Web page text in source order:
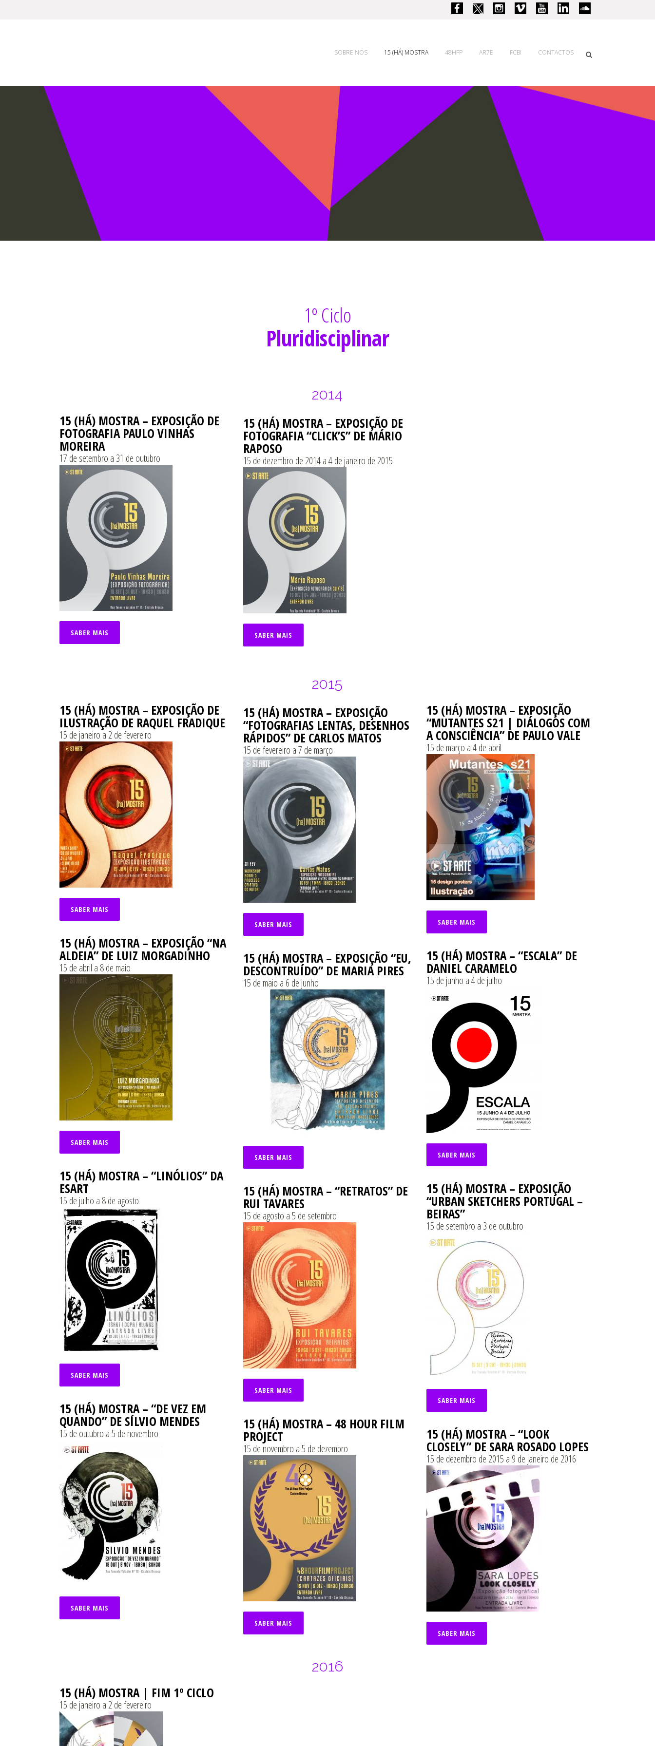
SOBRE NÓS 15 (HÁ) MOSTRA 48HFP AR7E FCBI CONTACTOS
1º Ciclo
Pluridisciplinar
15 (HÁ) MOSTRA – EXPOSIÇÃO DE
FOTOGRAFIA PAULO VINHAS
MOREIRA
17 de setembro a 31 de outubro
SABER MAIS
2014
15 (HÁ) MOSTRA – EXPOSIÇÃO DE
FOTOGRAFIA “CLICK’S” DE MÁRIO
RAPOSO
15 de dezembro de 2014 a 4 de janeiro de 2015
SABER MAIS
15 (HÁ) MOSTRA – EXPOSIÇÃO DE
ILUSTRAÇÃO DE RAQUEL FRADIQUE
15 de janeiro a 2 de fevereiro
SABER MAIS
15 (HÁ) MOSTRA – EXPOSIÇÃO “NA
ALDEIA” DE LUIZ MORGADINHO
15 de abril a 8 de maio
SABER MAIS
15 (HÁ) MOSTRA – “LINÓLIOS” DA
ESART
15 de julho a 8 de agosto
SABER MAIS
15 (HÁ) MOSTRA – “DE VEZ EM
QUANDO” DE SÍLVIO MENDES
15 de outubro a 5 de novembro
SABER MAIS
2015
15 (HÁ) MOSTRA – EXPOSIÇÃO
“FOTOGRAFIAS LENTAS, DESENHOS
RÁPIDOS” DE CARLOS MATOS
15 de fevereiro a 7 de março
SABER MAIS
15 (HÁ) MOSTRA – EXPOSIÇÃO “EU,
DESCONTRUÍDO” DE MARIA PIRES
15 de maio a 6 de junho
SABER MAIS
15 (HÁ) MOSTRA – “RETRATOS” DE
RUI TAVARES
15 de agosto a 5 de setembro
SABER MAIS
15 (HÁ) MOSTRA – 48 HOUR FILM
PROJECT
15 de novembro a 5 de dezembro
SABER MAIS
15 (HÁ) MOSTRA – EXPOSIÇÃO
“MUTANTES S21 | DIÁLOGOS COM
A CONSCIÊNCIA” DE PAULO VALE
15 de março a 4 de abril
SABER MAIS
15 (HÁ) MOSTRA – “ESCALA” DE
DANIEL CARAMELO
15 de junho a 4 de julho
SABER MAIS
15 (HÁ) MOSTRA – EXPOSIÇÃO
“URBAN SKETCHERS PORTUGAL –
BEIRAS”
15 de setembro a 3 de outubro
SABER MAIS
15 (HÁ) MOSTRA – “LOOK
CLOSELY” DE SARA ROSADO LOPES
15 de dezembro de 2015 a 9 de janeiro de 2016
SABER MAIS
15 (HÁ) MOSTRA | FIM 1º CICLO
15 de janeiro a 2 de fevereiro
2016